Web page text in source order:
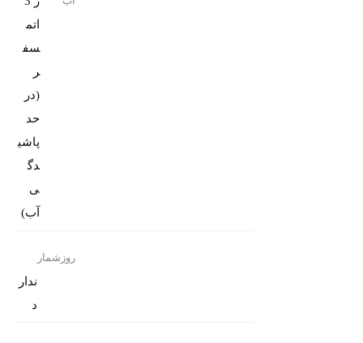
اتم
سف
ر
(در
حد
پاشی
دگ
ی
آب)
روزشمار
ندار
د